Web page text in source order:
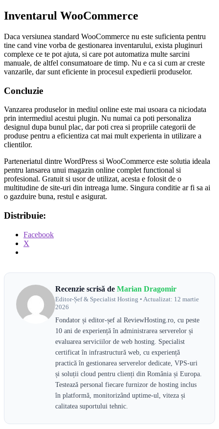
Inventarul WooCommerce
Daca versiunea standard WooCommerce nu este suficienta pentru
tine cand vine vorba de gestionarea inventarului, exista pluginuri
complexe ce te pot ajuta, si care pot automatiza multe sarcini
manuale, de altfel consumatoare de timp. Nu e ca si cum ar creste
vanzarile, dar sunt eficiente in procesul expedierii produselor.
Concluzie
Vanzarea produselor in mediul online este mai usoara ca niciodata
prin intermediul acestui plugin. Nu numai ca poti personaliza
designul dupa bunul plac, dar poti crea si propriile categorii de
produse pentru a eficientiza cat mai mult experienta in utilizare a
clientilor.
Parteneriatul dintre WordPress si WooCommerce este solutia ideala
pentru lansarea unui magazin online complet functional si
profesional. Gratuit si usor de utilizat, acesta e folosit de o
multitudine de site-uri din intreaga lume. Singura conditie ar fi sa ai
o gazduire buna, restul e asigurat.
Distribuie:
Facebook
X
Recenzie scrisă de Marian Dragomir
Editor-Șef & Specialist Hosting • Actualizat: 12 martie
2026
Fondator și editor-șef al ReviewHosting.ro, cu peste
10 ani de experiență în administrarea serverelor și
evaluarea serviciilor de web hosting. Specialist
certificat în infrastructură web, cu experiență
practică în gestionarea serverelor dedicate, VPS-uri
și soluții cloud pentru clienți din România și Europa.
Testează personal fiecare furnizor de hosting inclus
în platformă, monitorizând uptime-ul, viteza și
calitatea suportului tehnic.